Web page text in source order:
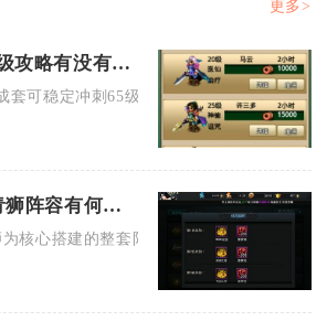
更多>
东方江湖升级攻略有没有快速65级的技巧
套可稳定冲刺65级的高效升级技巧，核心思
乱斗西游2青狮阵容有何优势
核心搭建的整套阵容，最大优势是全域克